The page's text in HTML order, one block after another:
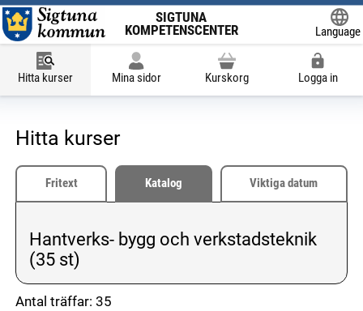
SIGTUNA
KOMPETENSCENTER
Language
Hitta kurser Mina sidor Kurskorg Logga in
Hitta kurser
Fritext Katalog Viktiga datum
Vald kategori:
Hantverks- bygg och verkstadsteknik
(35 st)
Antal träffar: 35